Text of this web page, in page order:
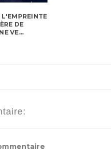
L'EMPREINTE
DE
VE...